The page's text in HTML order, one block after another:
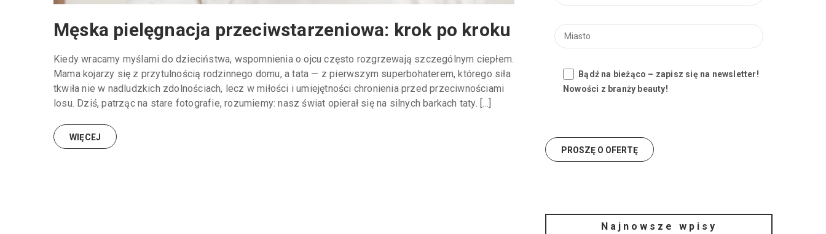
Męska pielęgnacja przeciwstarzeniowa: krok po kroku
Kiedy wracamy myślami do dzieciństwa, wspomnienia o ojcu często rozgrzewają szczególnym ciepłem.
Mama kojarzy się z przytulnością rodzinnego domu, a tata — z pierwszym superbohaterem, którego siła
tkwiła nie w nadludzkich zdolnościach, lecz w miłości i umiejętności chronienia przed przeciwnościami
losu. Dziś, patrząc na stare fotografie, rozumiemy: nasz świat opierał się na silnych barkach taty. […]
WIĘCEJ
Bądź na bieżąco – zapisz się na newsletter!
Nowości z branży beauty!
Najnowsze wpisy